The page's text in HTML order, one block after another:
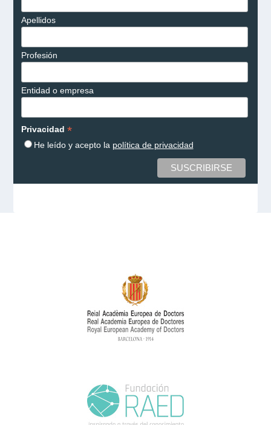
Apellidos
Profesión
Entidad o empresa
Privacidad *
He leído y acepto la política de privacidad